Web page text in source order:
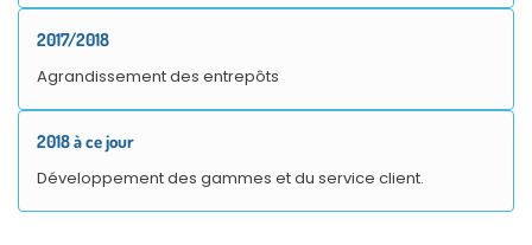
2017/2018
Agrandissement des entrepôts
2018 à ce jour
Développement des gammes et du service client.